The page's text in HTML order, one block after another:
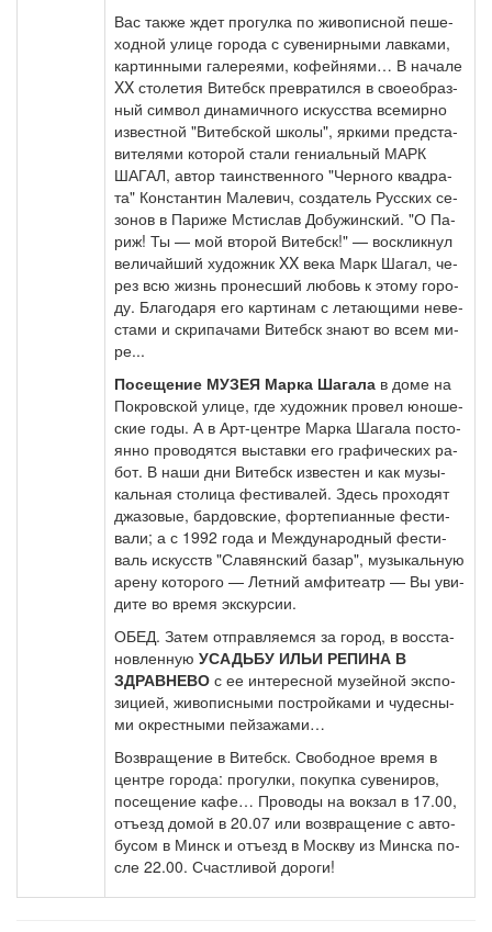
Вас так­же ждет про­гул­ка по жи­во­пис­ной пе­ше­
ход­ной ули­це го­ро­да с су­ве­нир­ны­ми лав­ка­ми,
кар­тин­ны­ми га­ле­ре­я­ми, ко­фей­ня­ми… В на­ча­ле
XX сто­ле­тия Ви­тебск пре­вра­тил­ся в свое­об­раз­
ный сим­вол ди­на­мич­но­го ис­кус­ства все­мир­но
из­вест­ной "Ви­теб­ской шко­лы", яр­ки­ми пред­ста­
ви­те­ля­ми ко­то­рой ста­ли ге­ни­аль­ный МАРК
ШАГАЛ, ав­тор та­ин­ствен­но­го "Чер­но­го квад­ра­
та" Кон­стан­тин Ма­ле­вич, со­зда­тель Рус­ских се­
зо­нов в Па­ри­же Мсти­слав До­бу­жин­ский. "О Па­
риж! Ты — мой вто­рой Ви­тебск!" — вос­клик­нул
ве­ли­чай­ший ху­дож­ник XX ве­ка Марк Ша­гал, че­
рез всю жизнь пронесший лю­бовь к этому го­ро­
ду. Бла­го­да­ря его кар­ти­нам с ле­та­ю­щи­ми не­ве­
ста­ми и скри­па­ча­ми Ви­тебск зна­ют во всем ми­
ре...
По­се­ще­ние МУЗЕЯ Мар­ка Ша­га­ла в до­ме на
По­кров­ской ули­це, где ху­дож­ник про­вел юно­ше­
ские го­ды. А в Арт-центре Мар­ка Ша­га­ла по­сто­
ян­но про­во­дят­ся вы­став­ки его гра­фи­че­ских ра­
бот. В на­ши дни Ви­тебск из­ве­стен и как му­зы­
каль­ная столица фе­сти­ва­лей. Здесь про­хо­дят
джа­зо­вые, бар­дов­ские, фор­те­пи­ан­ные фе­сти­
ва­ли; а с 1992 го­да и Международный фе­сти­
валь ис­кусств "Сла­вян­ский ба­зар", му­зы­каль­ную
аре­ну ко­то­ро­го — Летний ам­фи­те­атр — Вы уви­
ди­те во вре­мя экс­кур­сии.
ОБЕД. За­тем от­прав­ля­ем­ся за го­род, в вос­ста­
нов­лен­ную УСАДЬБУ ИЛЬИ РЕПИНА В
ЗДРАВНЕВО с ее ин­те­рес­ной му­зей­ной экс­по­
зи­ци­ей, жи­во­пис­ны­ми по­строй­ка­ми и чу­дес­ны­
ми окрест­ны­ми пей­за­жа­ми…
Воз­вра­ще­ние в Ви­тебск. Сво­бод­ное вре­мя в
цен­тре го­ро­да: про­гул­ки, по­куп­ка су­ве­ни­ров,
посещение ка­фе… Проводы на вок­зал в 17.00,
отъезд до­мой в 20.07 или возвращение с ав­то­
бу­сом в Минск и отъезд в Моск­ву из Мин­ска по­
сле 22.00. Счастливой до­ро­ги!